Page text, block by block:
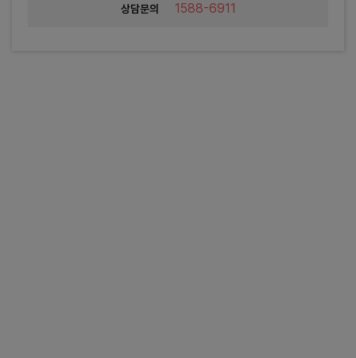
상담문의 1588-6911